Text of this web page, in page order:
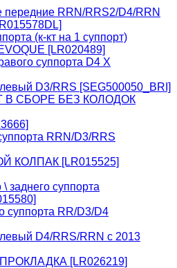
передние RRN/RRS2/D4/RRN
(к-кт на 1 суппорт)
[LR020489]
суппорта D4 X
D3/RRS [SEG500050_BRI]
В СБОРЕ БЕЗ КОЛОДОК
RRN/D3/RRS
КОЛПАК [LR015525]
заднего суппорта
суппорта RR/D3/D4
D4/RRS/RRN с 2013
[LR026219]